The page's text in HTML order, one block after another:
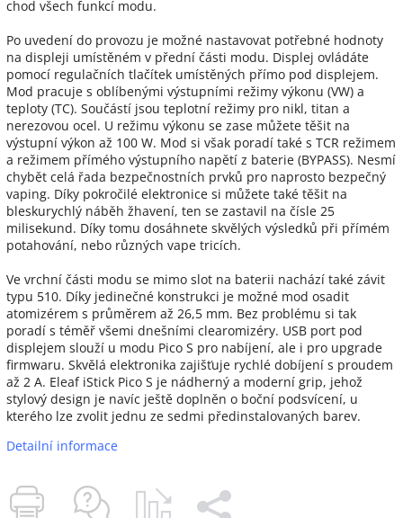
chod všech funkcí modu.
Po uvedení do provozu je možné nastavovat potřebné hodnoty
na displeji umístěném v přední části modu. Displej ovládáte
pomocí regulačních tlačítek umístěných přímo pod displejem.
Mod pracuje s oblíbenými výstupními režimy výkonu (VW) a
teploty (TC). Součástí jsou teplotní režimy pro nikl, titan a
nerezovou ocel. U režimu výkonu se zase můžete těšit na
výstupní výkon až 100 W. Mod si však poradí také s TCR režimem
a režimem přímého výstupního napětí z baterie (BYPASS). Nesmí
chybět celá řada bezpečnostních prvků pro naprosto bezpečný
vaping. Díky pokročilé elektronice si můžete také těšit na
bleskurychlý náběh žhavení, ten se zastavil na čísle 25
milisekund. Díky tomu dosáhnete skvělých výsledků při přímém
potahování, nebo různých vape tricích.
Ve vrchní části modu se mimo slot na baterii nachází také závit
typu 510. Díky jedinečné konstrukci je možné mod osadit
atomizérem s průměrem až 26,5 mm. Bez problému si tak
poradí s téměř všemi dnešními clearomizéry. USB port pod
displejem slouží u modu Pico S pro nabíjení, ale i pro upgrade
firmwaru. Skvělá elektronika zajišťuje rychlé dobíjení s proudem
až 2 A. Eleaf iStick Pico S je nádherný a moderní grip, jehož
stylový design je navíc ještě doplněn o boční podsvícení, u
kterého lze zvolit jednu ze sedmi předinstalovaných barev.
Detailní informace